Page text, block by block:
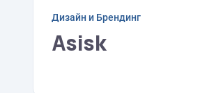
Дизайн и Брендинг
Asisk